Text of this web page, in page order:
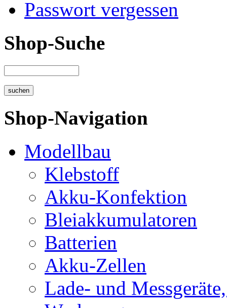
Passwort vergessen
Shop-Suche
Shop-Navigation
Modellbau
Klebstoff
Akku-Konfektion
Bleiakkumulatoren
Batterien
Akku-Zellen
Lade- und